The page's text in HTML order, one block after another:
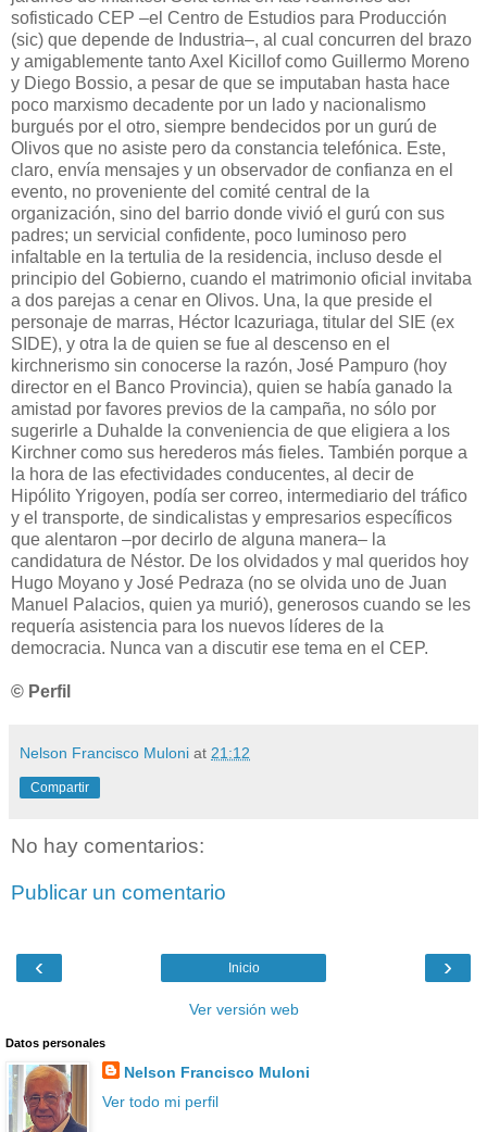
sofisticado CEP –el Centro de Estudios para Producción
(sic) que depende de Industria–, al cual concurren del brazo
y amigablemente tanto Axel Kicillof como Guillermo Moreno
y Diego Bossio, a pesar de que se imputaban hasta hace
poco marxismo decadente por un lado y nacionalismo
burgués por el otro, siempre bendecidos por un gurú de
Olivos que no asiste pero da constancia telefónica. Este,
claro, envía mensajes y un observador de confianza en el
evento, no proveniente del comité central de la
organización, sino del barrio donde vivió el gurú con sus
padres; un servicial confidente, poco luminoso pero
infaltable en la tertulia de la residencia, incluso desde el
principio del Gobierno, cuando el matrimonio oficial invitaba
a dos parejas a cenar en Olivos. Una, la que preside el
personaje de marras, Héctor Icazuriaga, titular del SIE (ex
SIDE), y otra la de quien se fue al descenso en el
kirchnerismo sin conocerse la razón, José Pampuro (hoy
director en el Banco Provincia), quien se había ganado la
amistad por favores previos de la campaña, no sólo por
sugerirle a Duhalde la conveniencia de que eligiera a los
Kirchner como sus herederos más fieles. También porque a
la hora de las efectividades conducentes, al decir de
Hipólito Yrigoyen, podía ser correo, intermediario del tráfico
y el transporte, de sindicalistas y empresarios específicos
que alentaron –por decirlo de alguna manera– la
candidatura de Néstor. De los olvidados y mal queridos hoy
Hugo Moyano y José Pedraza (no se olvida uno de Juan
Manuel Palacios, quien ya murió), generosos cuando se les
requería asistencia para los nuevos líderes de la
democracia. Nunca van a discutir ese tema en el CEP.
© Perfil
Nelson Francisco Muloni at 21:12
Compartir
No hay comentarios:
Publicar un comentario
‹ ›
Inicio
Ver versión web
Datos personales
Nelson Francisco Muloni
Ver todo mi perfil